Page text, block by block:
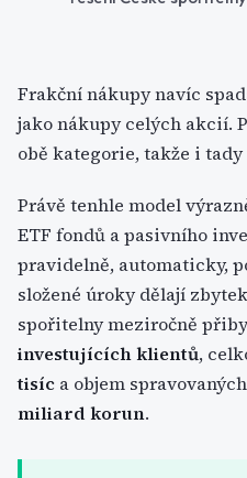
Frakční nákupy navíc
jako nákupy celých akcií.
obě kategorie, takže i
Právě tenhle model
ETF fondů a pasivního
pravidelně, automaticky,
složené úroky dělají
spořitelny meziročně
investujících klientů,
tisíc a objem
miliard korun.